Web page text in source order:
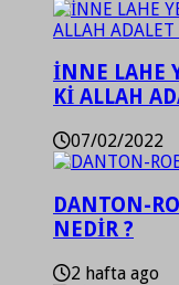
İNNE LAHE
Kİ ALLAH
07/02/2022
DANTON-
NEDİR ?
2 hafta ago